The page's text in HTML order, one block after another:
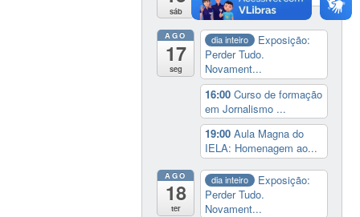
sáb
AGO
17
seg
dia inteiro
Exposição:
Perder Tudo.
Novament...
16:00Curso de formação
em Jornalismo ...
19:00Aula Magna do
IELA: Homenagem ao...
AGO
18
ter
dia inteiro
Exposição:
Perder Tudo.
Novament...